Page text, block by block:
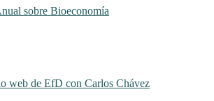
sobre Bioeconomía
web de EfD con Carlos Chávez